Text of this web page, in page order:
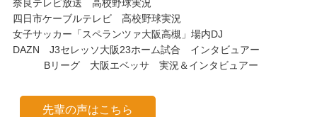
奈良テレビ放送 高校野球実況
四日市ケーブルテレビ 高校野球実況
女子サッカー「スペランツァ大阪高槻」場内DJ
DAZN J3セレッソ大阪23ホーム試合 インタビュアー
Bリーグ 大阪エベッサ 実況＆インタビュアー
先輩の声はこちら